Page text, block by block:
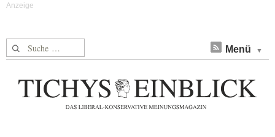
Suche nach: Menü